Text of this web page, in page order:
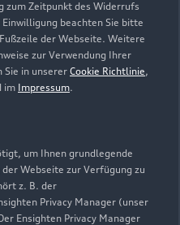
zum Zeitpunkt des Widerrufs
beachten Sie bitte
der Webseite. Weitere
zur Verwendung Ihrer
Sie in unserer Cookie Richtlinie,
im Impressum.
um Ihnen grundlegende
Webseite zur Verfügung zu
z. B. der
Privacy Manager (unser
Ensighten Privacy Manager